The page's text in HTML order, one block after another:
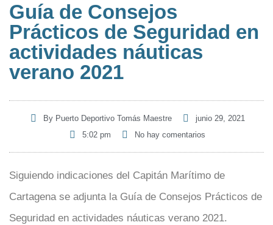
Guía de Consejos
Prácticos de Seguridad en
actividades náuticas
verano 2021
ByPuerto Deportivo Tomás Maestre
junio 29, 2021
5:02 pm
No hay comentarios
Siguiendo indicaciones del Capitán Marítimo de
Cartagena se adjunta la Guía de Consejos Prácticos de
Seguridad en actividades náuticas verano 2021.